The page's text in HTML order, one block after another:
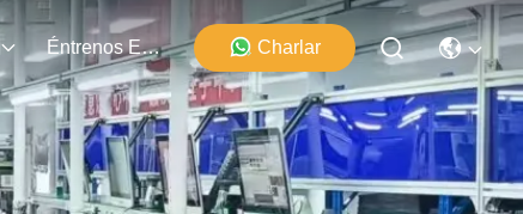
Éntrenos En Contacto Con Charlar